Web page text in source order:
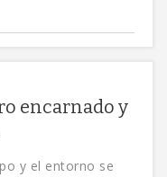
encarnado y
y el entorno se